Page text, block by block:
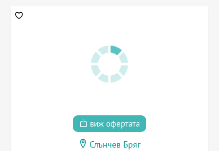
виж офертата
Слънчев Бряг